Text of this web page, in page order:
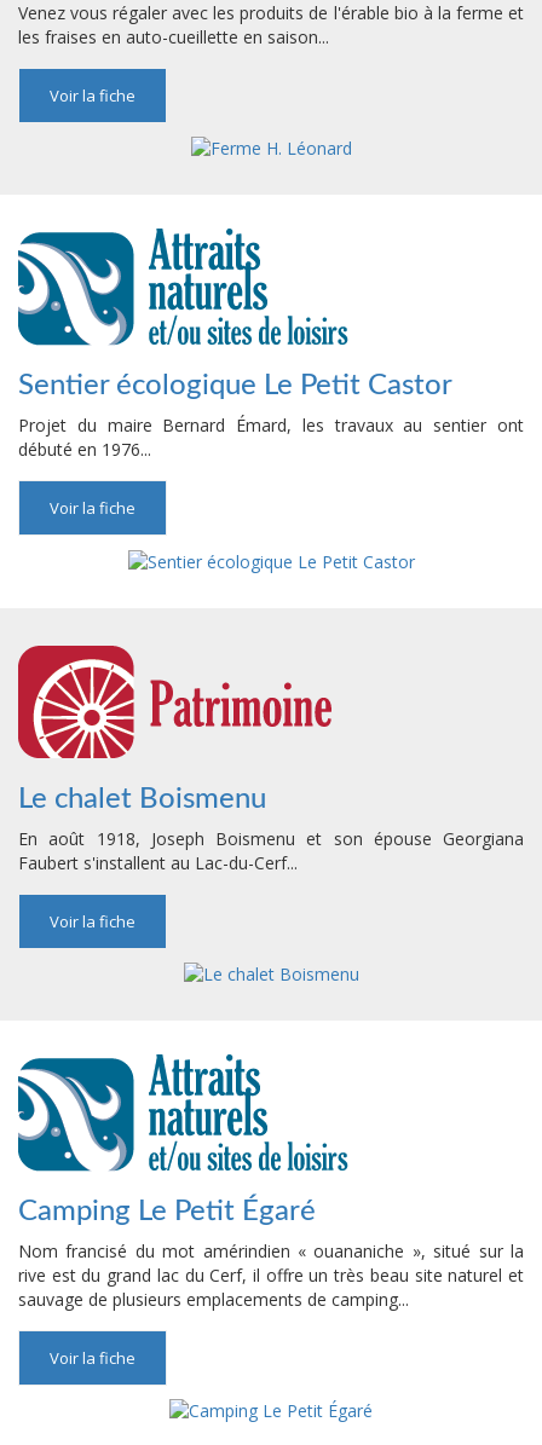
Venez vous régaler avec les produits de l'érable bio à la ferme et
les fraises en auto-cueillette en saison...
Voir la fiche
Sentier écologique Le Petit Castor
Projet du maire Bernard Émard, les travaux au sentier ont
débuté en 1976...
Voir la fiche
Le chalet Boismenu
En août 1918, Joseph Boismenu et son épouse Georgiana
Faubert s'installent au Lac-du-Cerf...
Voir la fiche
Camping Le Petit Égaré
Nom francisé du mot amérindien « ouananiche », situé sur la
rive est du grand lac du Cerf, il offre un très beau site naturel et
sauvage de plusieurs emplacements de camping...
Voir la fiche